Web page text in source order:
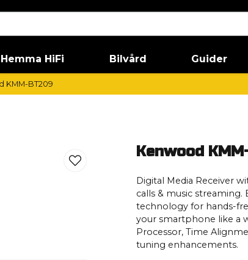
Hemma HiFi Bilvård Guider
KMM-BT209
Kenwood
Digital Media Receiver
calls & music
technology for hands-
your smartphone like a
Processor, Time
tuning enhancements.